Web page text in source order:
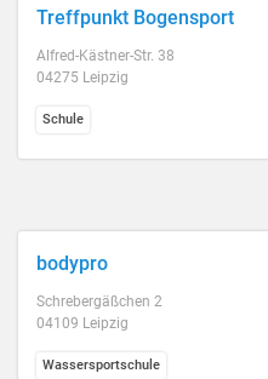
Treffpunkt Bogensport
Alfred-Kästner-Str. 38
04275 Leipzig
Schule
bodypro
Schrebergäßchen 2
04109 Leipzig
Wassersportschule